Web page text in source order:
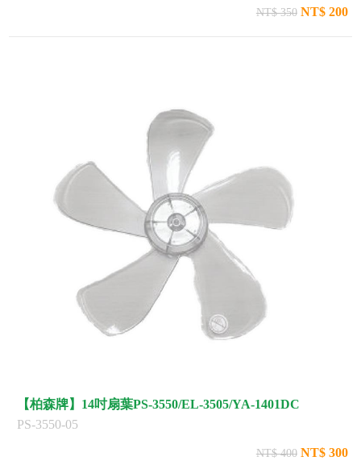
NT$ 350 NT$ 200
【柏森牌】14吋扇葉PS-3550/EL-3505/YA-1401DC
PS-3550-05
NT$ 400 NT$ 300